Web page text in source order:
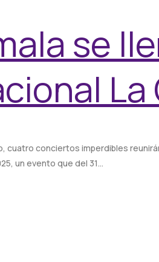
se
cuatro conciertos imperdibles
un evento que del 31…